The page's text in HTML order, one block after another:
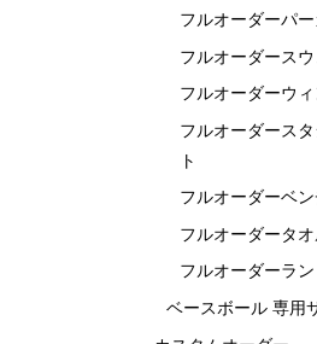
フルオーダーパ
フルオーダースウ
フルオーダーウ
フルオーダース
ト
フルオーダーベン
フルオーダータ
フルオーダーラ
ベースボール 専用